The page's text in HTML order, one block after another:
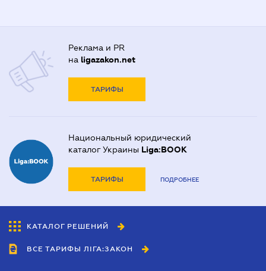
Реклама и PR
на ligazakon.net
ТАРИФЫ
Национальный юридический
каталог Украины Liga:BOOK
ТАРИФЫ ПОДРОБНЕЕ
КАТАЛОГ РЕШЕНИЙ
ВСЕ ТАРИФЫ ЛІГА:ЗАКОН